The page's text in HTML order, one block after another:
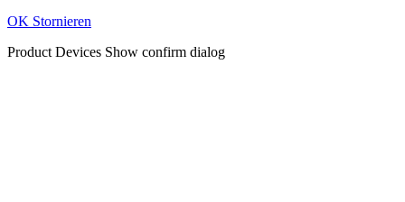
OK Stornieren
Product Devices Show confirm dialog